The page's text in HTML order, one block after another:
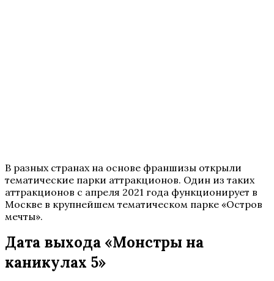
В разных странах на основе франшизы открыли
тематические парки аттракционов. Один из таких
аттракционов с апреля 2021 года функционирует в
Москве в крупнейшем тематическом парке «Остров
мечты».
Дата выхода «Монстры на
каникулах 5»